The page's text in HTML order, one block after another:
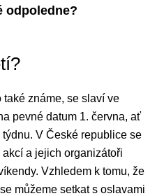
odpoledne?
známe, se slaví ve
pevné datum 1. června, ať
V České republice se
a jejich organizátoři
Vzhledem k tomu, že
můžeme setkat s oslavami